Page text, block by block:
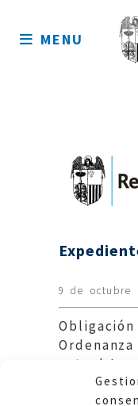
sitio
MENU
9 de octubre
actual
Zaragoza.